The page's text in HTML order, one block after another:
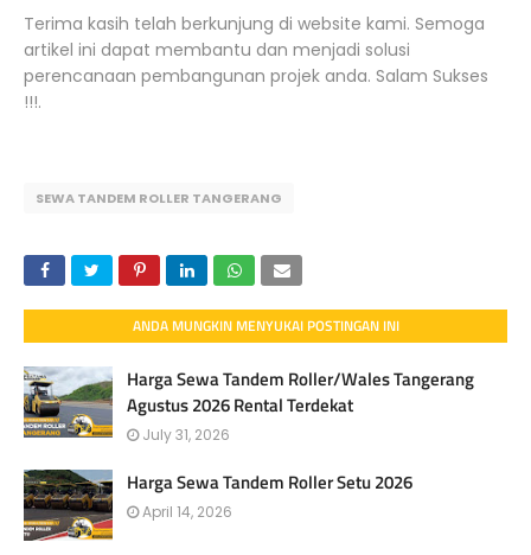
Terima kasih telah berkunjung di website kami. Semoga
artikel ini dapat membantu dan menjadi solusi
perencanaan pembangunan projek anda. Salam Sukses
!!!.
SEWA TANDEM ROLLER TANGERANG
ANDA MUNGKIN MENYUKAI POSTINGAN INI
Harga Sewa Tandem Roller/Wales Tangerang
Agustus 2026 Rental Terdekat
July 31, 2026
Harga Sewa Tandem Roller Setu 2026
April 14, 2026